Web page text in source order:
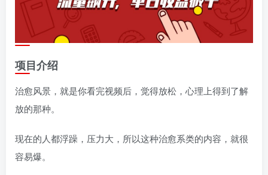
项目介绍
治愈风景，就是你看完视频后，觉得放松，心理上得到了解
放的那种。
现在的人都浮躁，压力大，所以这种治愈系类的内容，就很
容易爆。